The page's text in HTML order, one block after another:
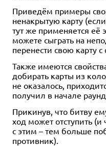
Приведём примеры
ненакрытую карту
тут же применяется
можете сыграть на
перенести свою карту
Также имеются
добирать карты из
не оказалось,
получил в начале
Прикинув, что битву
ход может отступить
с этим – тем больше
противник).